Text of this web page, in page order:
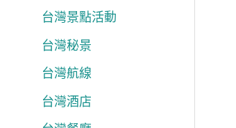
台灣景點活動
台灣秘景
台灣航線
台灣酒店